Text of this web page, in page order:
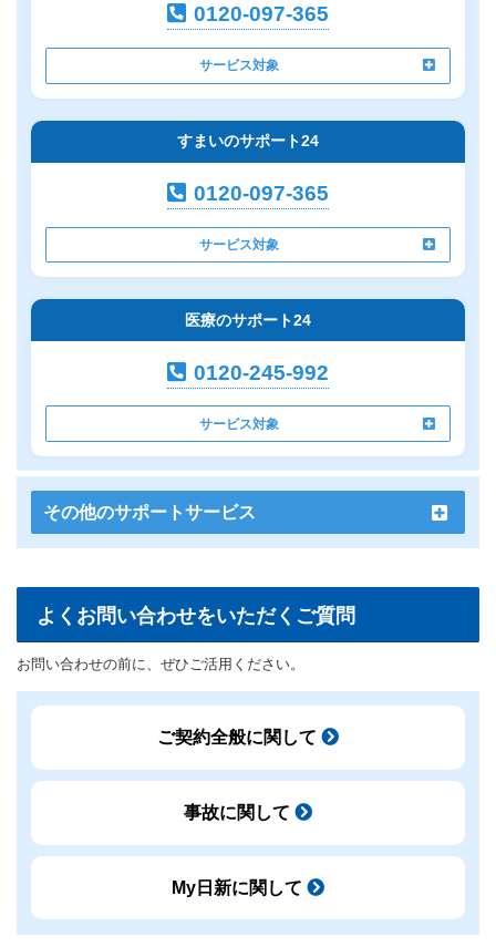
0120-097-365
サービス対象
すまいのサポート24
0120-097-365
サービス対象
医療のサポート24
0120-245-992
サービス対象
その他のサポートサービス
よくお問い合わせをいただくご質問
お問い合わせの前に、ぜひご活用ください。
ご契約全般に関して
事故に関して
My日新に関して